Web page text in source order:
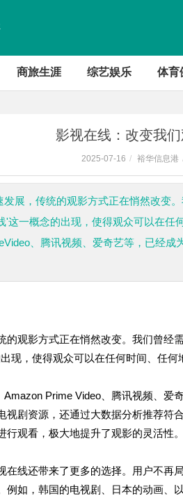
商旅生涯 综艺娱乐 体育
影视在线：改变我
2025-07-16 / 裕华信息港
发展，传统的观影方式正在悄然改变
'这一概念的出现，使得观众可以在
、腾讯视频、爱奇艺等，已经
的观影方式正在悄然改变。我们曾
现，使得观众可以在任何时间、任
Prime Video、腾讯视频、
视剧资源，还通过大数据分析推荐符
行观看，极大地提升了观影的灵活性
在线还带来了更多的选择。用户不
例如，韩国的电视剧、日本的动画、